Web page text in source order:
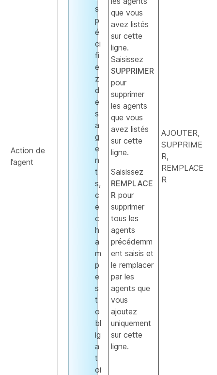
Action de
l’agent
s
p
é
ci
fi
e
z
d
e
s
a
g
e
n
t
s,
c
e
c
h
a
m
p
e
s
t
o
bl
ig
a
t
oi
que vous
avez listés
sur cette
ligne.
Saisissez
SUPPRIMER
pour
supprimer
les agents
que vous
avez listés
sur cette
ligne.
Saisissez
REMPLACE
R pour
supprimer
tous les
agents
précédemm
ent saisis et
le remplacer
par les
agents que
vous
ajoutez
uniquement
sur cette
ligne.
AJOUTER,
SUPPRIME
R,
REMPLACE
R